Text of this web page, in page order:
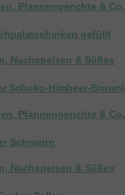
Pfannengerichte & Co.
gefüllt
Nachspeisen & Süßes
Schoko-Himbeer-
Pfannengerichte & Co.
Schmarrn
Nachspeisen & Süßes